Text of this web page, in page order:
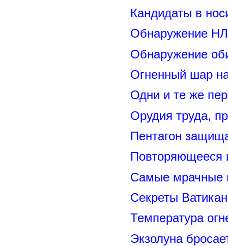
Кандидаты в
Обнаружение
Обнаружение
Огненный шар
Одни и те же
Орудия труда,
Пентагон
Повторяющееся
Самые мрачные
Секреты
Температура
Экзолуна